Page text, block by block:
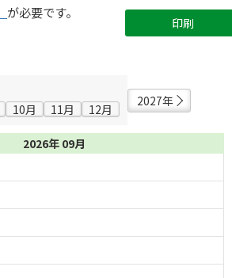
が必要です。
印刷
10月 11月 12月
2027年
2026年 09月